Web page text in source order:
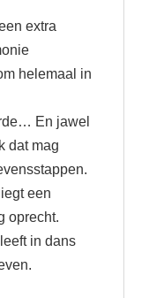
extra
helemaal in
En jawel
dat mag
een
oprecht.
in dans